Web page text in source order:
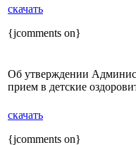
скачать
{jcomments on}
Об утверждении
прием в детские
скачать
{jcomments on}